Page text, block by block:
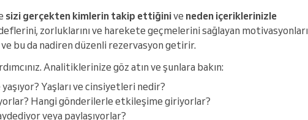
sizi gerçekten kimlerin takip ettiğinive neden içeriklerinizle
zorluklarını ve harekete geçmelerini sağlayan motivasyonları
bu da nadiren düzenli rezervasyon getirir.
Analitiklerinize göz atın ve şunlara bakın:
Yaşları ve cinsiyetleri nedir?
Hangi gönderilerle etkileşime giriyorlar?
veya paylaşıyorlar?